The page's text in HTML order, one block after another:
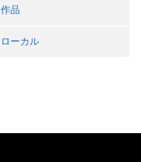
作品
ローカル